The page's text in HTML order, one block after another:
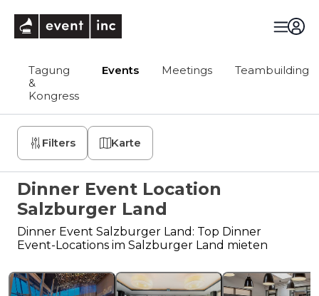
Tagung
&
Kongress
Events Meetings Teambuilding
Filters Karte
Dinner Event Location
Salzburger Land
Dinner Event Salzburger Land: Top Dinner
Event-Locations im Salzburger Land mieten